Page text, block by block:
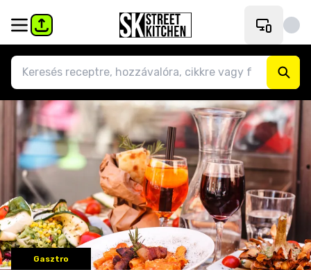
Gasztro